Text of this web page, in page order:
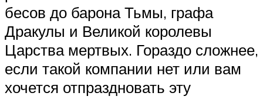
бесов до барона Тьмы, графа
Дракулы и Великой королевы
Царства мертвых. Гораздо сложнее,
если такой компании нет или вам
хочется отпраздновать эту